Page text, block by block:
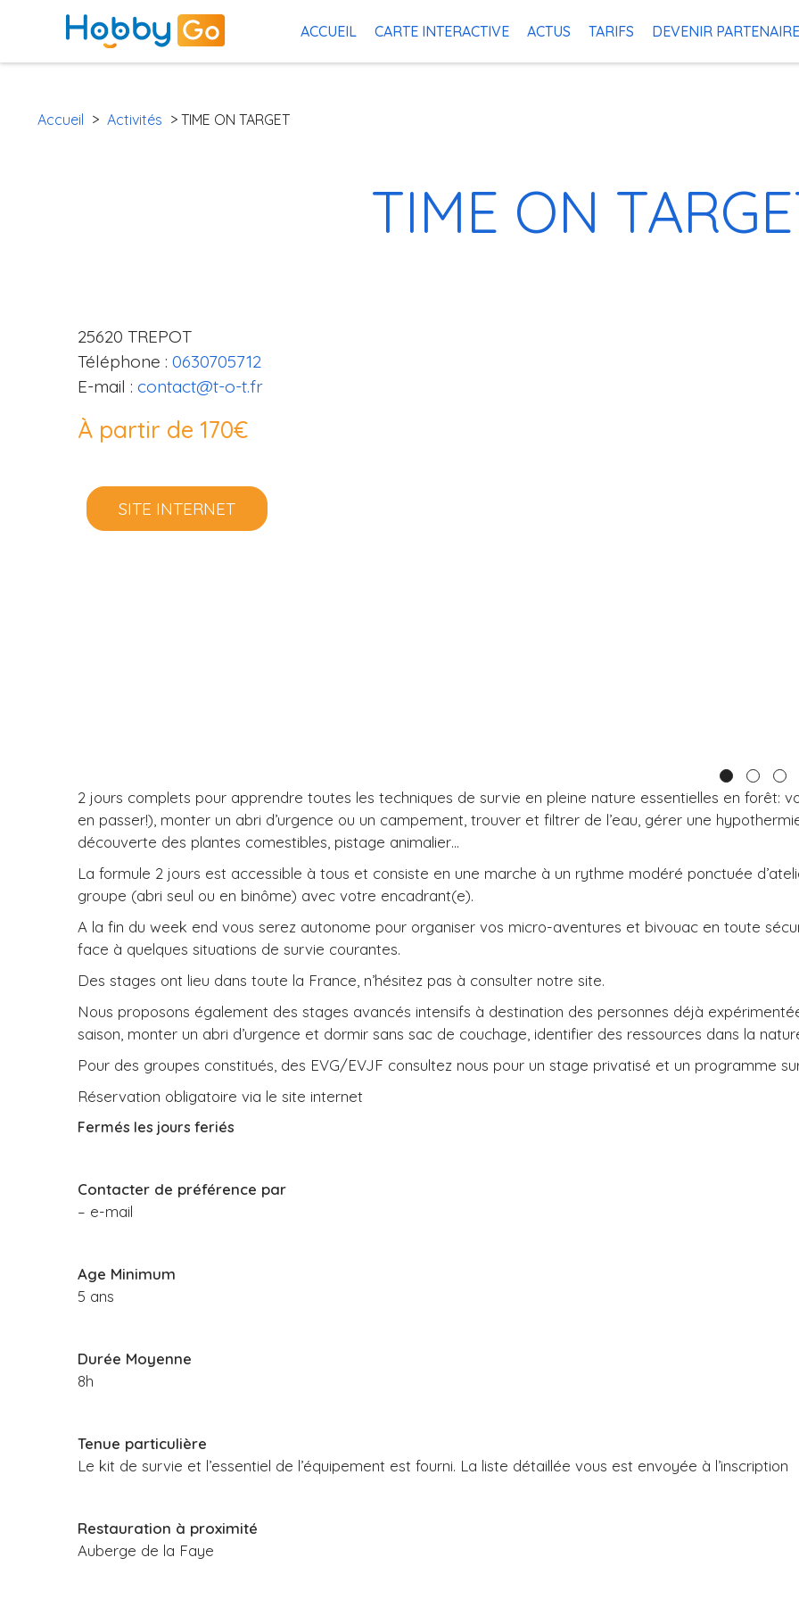
ACCUEIL CARTE INTERACTIVE ACTUS TARIFS DEVENIR PARTENAIRE
Accueil > Activités > TIME ON TARGET
TIME ON
25620 TREPOT
Téléphone : 0630705712
E-mail : contact@t-o-t.fr
À partir de 170€
SITE INTERNET
2 jours complets pour apprendre toutes les techniques de survie en pleine nature essentielles en forêt:
en passer!), monter un abri d’urgence ou un campement, trouver et filtrer de l’eau, gérer une
découverte des plantes comestibles, pistage animalier…
La formule 2 jours est accessible à tous et consiste en une marche à un rythme modéré ponctuée
groupe (abri seul ou en binôme) avec votre encadrant(e).
A la fin du week end vous serez autonome pour organiser vos micro-aventures et bivouac en toute
face à quelques situations de survie courantes.
Des stages ont lieu dans toute la France, n’hésitez pas à consulter notre site.
Nous proposons également des stages avancés intensifs à destination des personnes déjà
saison, monter un abri d’urgence et dormir sans sac de couchage, identifier des ressources dans la
Pour des groupes constitués, des EVG/EVJF consultez nous pour un stage privatisé et un programme
Réservation obligatoire via le site internet
Fermés les jours feriés
Contacter de préférence par
– e-mail
Age Minimum
5 ans
Durée Moyenne
8h
Tenue particulière
Le kit de survie et l’essentiel de l’équipement est fourni. La liste détaillée vous est envoyée à l’inscription
Restauration à proximité
Auberge de la Faye